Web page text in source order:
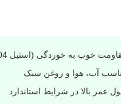
خوب به خوردگی (استیل 304)
آب، هوا و روغن سبک
عمر بالا در شرایط استاندارد